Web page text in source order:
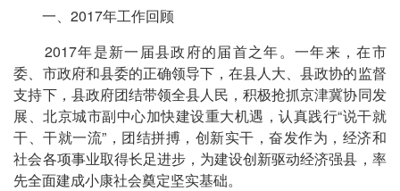
一、2017年工作回顾
2017年是新一届县政府的届首之年。一年来，在市
委、市政府和县委的正确领导下，在县人大、县政协的监督
支持下，县政府团结带领全县人民，积极抢抓京津冀协同发
展、北京城市副中心加快建设重大机遇，认真践行“说干就
干、干就一流”，团结拼搏，创新实干，奋发作为，经济和
社会各项事业取得长足进步，为建设创新驱动经济强县，率
先全面建成小康社会奠定坚实基础。